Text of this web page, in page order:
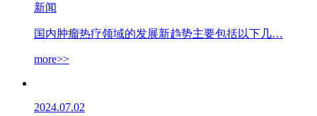
新闻
国内肿瘤热疗领域的发展新趋势主要包括以下几…
more>>
2024.07.02